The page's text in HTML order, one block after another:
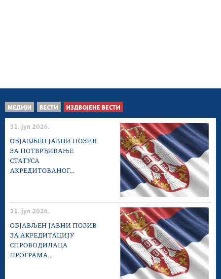
МЕДИЈИ ВЕСТИ ИЗДВОЈЕНЕ ВЕСТИ
31. јул 2026.
ОБЈАВЉЕН ЈАВНИ ПОЗИВ
ЗА ПОТВРЂИВАЊЕ
СТАТУСА
АКРЕДИТОВАНОГ...
31. јул 2026.
ОБЈАВЉЕН ЈАВНИ ПОЗИВ
ЗА АКРЕДИТАЦИЈУ
СПРОВОДИЛАЦА
ПРОГРАМА...